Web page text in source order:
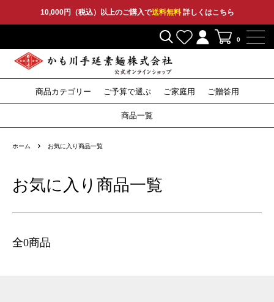
10,000円（税込）以上のご購入で送料無料詳しくはこちら
0
商品カテゴリー
うどん
そうめん
ひやむぎ
そば
つゆ
セット
その他
特産品
ご予算で選ぶ
〜1,999円
2,000円〜
3,000円〜
5,000円〜
10,000円〜
ご家庭用
うどん
そうめん
ひやむぎ
そば
つゆ
セット
その他
ご贈答用
うどん
そうめん
ひやむぎ
そば
セット
その他
商品一覧
ホーム お気に入り商品一覧
お気に入り商品一覧
全0商品